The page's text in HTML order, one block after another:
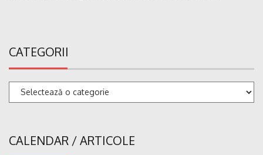
CATEGORII
Categorii
CALENDAR / ARTICOLE